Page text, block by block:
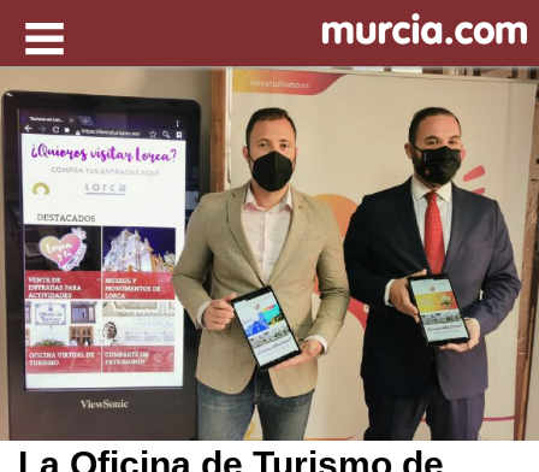
La Oficina de Turismo de